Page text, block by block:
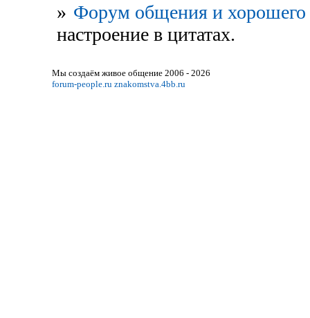
» Форум общения и хорошего
настроение в цитатах.
Мы создаём живое общение 2006 - 2026
forum-people.ru znakomstva.4bb.ru